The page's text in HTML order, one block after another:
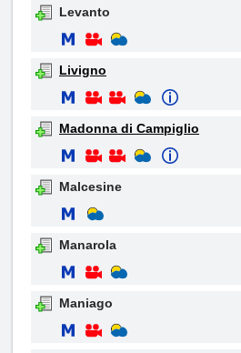
Levanto
Livigno
Madonna di Campiglio
Malcesine
Manarola
Maniago